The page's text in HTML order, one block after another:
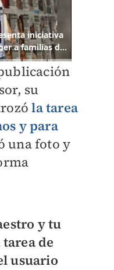
su
la tarea
y para
una foto y
y tu
de
usuario